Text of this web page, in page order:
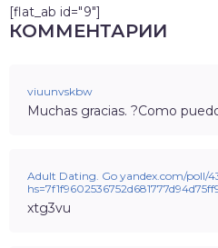
[flat_ab id="9"]
КОММЕНТАРИИ
viuunvskbw
Muchas gracias. ?Como
Adult Dating. Go yandex.com/poll/
xtg3vu